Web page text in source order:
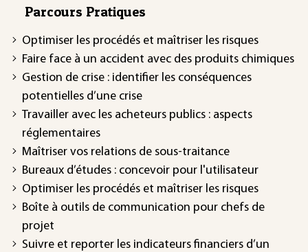
Parcours Pratiques
Optimiser les procédés et maîtriser les risques
Faire face à un accident avec des produits chimiques
Gestion de crise : identifier les conséquences
potentielles d’une crise
Travailler avec les acheteurs publics : aspects
réglementaires
Maîtriser vos relations de sous-traitance
Bureaux d’études : concevoir pour l'utilisateur
Optimiser les procédés et maîtriser les risques
Boîte à outils de communication pour chefs de
projet
Suivre et reporter les indicateurs financiers d’un